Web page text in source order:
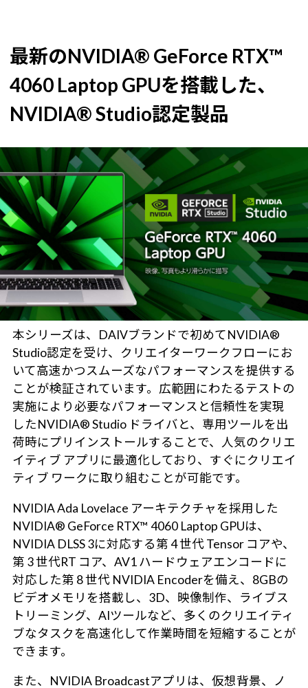
最新のNVIDIA® GeForce RTX™
4060 Laptop GPUを搭載した、
NVIDIA® Studio認定製品
本シリーズは、DAIVブランドで初めてNVIDIA®
Studio認定を受け、クリエイターワークフローにお
いて高速かつスムーズなパフォーマンスを提供する
ことが検証されています。広範囲にわたるテストの
実施により必要なパフォーマンスと信頼性を実現
したNVIDIA® Studio ドライバと、専用ツールを出
荷時にプリインストールすることで、人気のクリエ
イティブ アプリに最適化しており、すぐにクリエイ
ティブ ワークに取り組むことが可能です。
NVIDIA Ada Lovelace アーキテクチャを採用した
NVIDIA® GeForce RTX™ 4060 Laptop GPUは、
NVIDIA DLSS 3に対応する第 4 世代 Tensor コアや、
第 3 世代RT コア、AV1 ハードウェアエンコードに
対応した第 8 世代 NVIDIA Encoderを備え、8GBの
ビデオメモリを搭載し、3D、映像制作、ライブス
トリーミング、AIツールなど、多くのクリエイティ
ブなタスクを高速化して作業時間を短縮することが
できます。
また、NVIDIA Broadcastアプリは、仮想背景、ノ